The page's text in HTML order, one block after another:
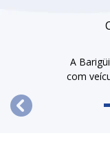
A
com